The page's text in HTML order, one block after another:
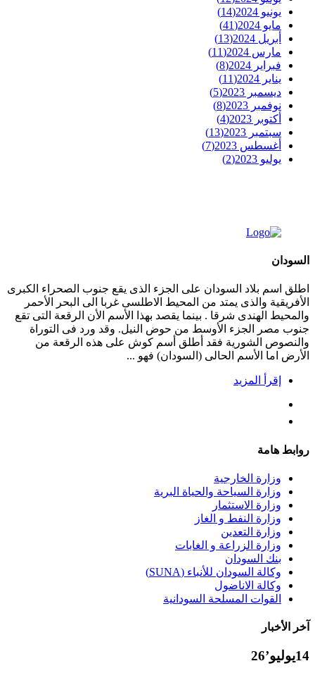
يونيو 2024
(14)
مايو 2024
(41)
أبريل 2024
(13)
مارس 2024
(11)
فبراير 2024
(8)
يناير 2024
(11)
ديسمبر 2023
(5)
نوفمبر 2023
(8)
أكتوبر 2023
(4)
سبتمبر 2023
(13)
أغسطس 2023
(7)
يوليو 2023
(2)
السودان
اطلق اسم بلاد السودان على الجزء الذى يقع جنوب الصحراء الكبرى
الأفريقية والذى يمتد من المحيط الاطلسى غربا الى البحر الأحمر
والمحيط الهندى شرقا . بينما يقصد بهذا الأسم الأن الرقعة التى تقع
جنوب مصر الجزء الأوسط من حوض النيل. وقد ورد فى التوراة
والنصوص الشورية فقد أطلق أسم كوش على هذه الرقعة من
الأرض اما الأسم الحالى (السودان) فهو ...
إقرأ المزيد
روابط هامة
وزارة الخارجية
وزارة السياحة والحياة البرية
وزارة الاستثمار
وزارة النفط و الغاز
وزارة التعدين
وزارة الزراعة و الغابات
بنك السودان
وكالة السودان للأنباء (SUNA)
وكالة الاناضول
القوات المسلحة السودانية
آخر الأخبار
14يوليو’26